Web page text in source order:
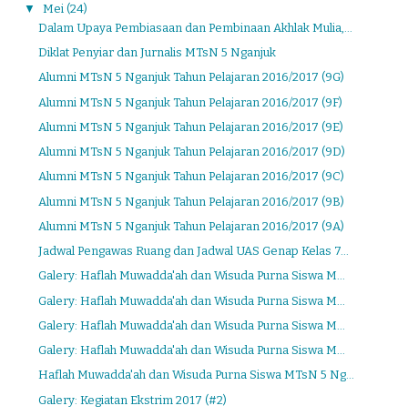
▼ Mei (24)
Dalam Upaya Pembiasaan dan Pembinaan Akhlak Mulia,...
Diklat Penyiar dan Jurnalis MTsN 5 Nganjuk
Alumni MTsN 5 Nganjuk Tahun Pelajaran 2016/2017 (9G)
Alumni MTsN 5 Nganjuk Tahun Pelajaran 2016/2017 (9F)
Alumni MTsN 5 Nganjuk Tahun Pelajaran 2016/2017 (9E)
Alumni MTsN 5 Nganjuk Tahun Pelajaran 2016/2017 (9D)
Alumni MTsN 5 Nganjuk Tahun Pelajaran 2016/2017 (9C)
Alumni MTsN 5 Nganjuk Tahun Pelajaran 2016/2017 (9B)
Alumni MTsN 5 Nganjuk Tahun Pelajaran 2016/2017 (9A)
Jadwal Pengawas Ruang dan Jadwal UAS Genap Kelas 7...
Galery: Haflah Muwadda'ah dan Wisuda Purna Siswa M...
Galery: Haflah Muwadda'ah dan Wisuda Purna Siswa M...
Galery: Haflah Muwadda'ah dan Wisuda Purna Siswa M...
Galery: Haflah Muwadda'ah dan Wisuda Purna Siswa M...
Haflah Muwadda'ah dan Wisuda Purna Siswa MTsN 5 Ng...
Galery: Kegiatan Ekstrim 2017 (#2)